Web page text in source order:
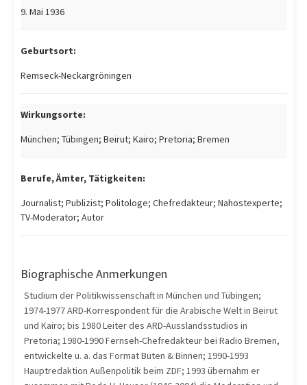
9. Mai 1936
Geburtsort:
Remseck-Neckargröningen
Wirkungsorte:
München; Tübingen; Beirut; Kairo; Pretoria; Bremen
Berufe, Ämter, Tätigkeiten:
Journalist; Publizist; Politologe; Chefredakteur; Nahostexperte;
TV-Moderator; Autor
Biographische Anmerkungen
Studium der Politikwissenschaft in München und Tübingen;
1974-1977 ARD-Korrespondent für die Arabische Welt in Beirut
und Kairo; bis 1980 Leiter des ARD-Ausslandsstudios in
Pretoria; 1980-1990 Fernseh-Chefredakteur bei Radio Bremen,
entwickelte u. a. das Format Buten & Binnen; 1990-1993
Hauptredaktion Außenpolitik beim ZDF; 1993 übernahm er